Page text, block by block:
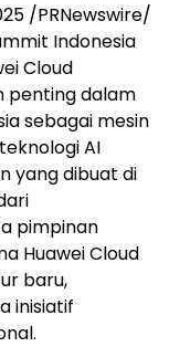
/PRNewswire/
Indonesia
Cloud
penting dalam
sebagai mesin
AI
yang dibuat di
pimpinan
Huawei Cloud
baru,
inisiatif